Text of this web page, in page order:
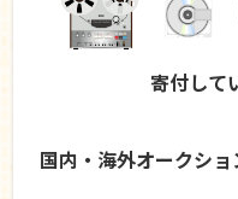
寄付していただ
国内・海外オークシ